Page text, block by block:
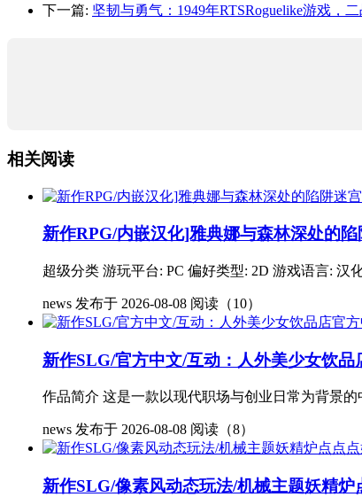
下一篇: 坚韧与勇气：1949年RTSRoguelike游戏，
相关阅读
新作RPG/内嵌汉化]雅典娜与森林深处的
超级分类 游玩平台: PC 偏好类型: 2D 游戏语言: 汉
news 发布于 2026-08-08 阅读（10）
新作SLG/官方中文/互动：人外美少女饮
作品简介 这是一款以现代职场与创业日常为背景
news 发布于 2026-08-08 阅读（8）
新作SLG/像素风动态玩法/机械主题妖精